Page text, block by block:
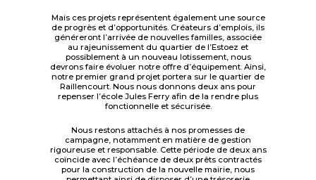
Mais ces projets représentent également une source
de progrès et d’opportunités. Créateurs d’emplois, ils
généreront l’arrivée de nouvelles familles, associée
au rajeunissement du quartier de l’Estoez et
possiblement à un nouveau lotissement, nous
devrons faire évoluer notre offre d’équipement. Ainsi,
notre premier grand projet portera sur le quartier de
Raillencourt. Nous nous donnons deux ans pour
repenser l’école Jules Ferry afin de la rendre plus
fonctionnelle et sécurisée.
Nous restons attachés à nos promesses de
campagne, notamment en matière de gestion
rigoureuse et responsable. Cette période de deux ans
coïncide avec l’échéance de deux prêts contractés
pour la construction de la nouvelle mairie, nous